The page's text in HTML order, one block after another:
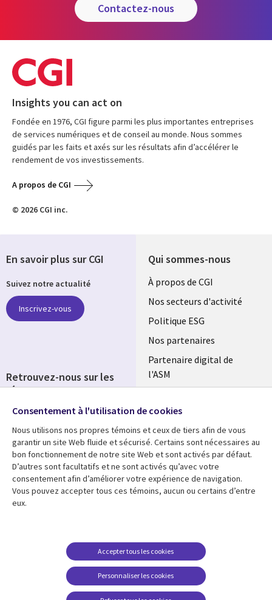
contactez-nous
Insights you can act on
Fondée en 1976, CGI figure parmi les plus importantes entreprises
de services numériques et de conseil au monde. Nous sommes
guidés par les faits et axés sur les résultats afin d’accélérer le
rendement de vos investissements.
A propos de CGI
© 2026 CGI inc.
Qui sommes-nous
Useful
links
FRANCE
À propos de CGI
Nos secteurs d'activité
Politique ESG
Nos partenaires
Partenaire digital de
l'ASM
Fusions
Ressources
Library
Links
Articles
Blog
Support
Legal
Accessibilité
conditions juridiques
FAQ Carrières
Centre de gestion des
témoins
En savoir plus sur CGI
Suivez notre actualité
Inscrivez-vous
Retrouvez-nous sur les
réseaux
Social
Media
FRANCE
Consentement à l'utilisation de cookies
Nous utilisons nos propres témoins et ceux de tiers afin de vous
garantir un site Web fluide et sécurisé. Certains sont nécessaires au
bon fonctionnement de notre site Web et sont activés par défaut.
D’autres sont facultatifs et ne sont activés qu’avec votre
consentement afin d’améliorer votre expérience de navigation.
Vous pouvez accepter tous ces témoins, aucun ou certains d’entre
eux.
Personnaliser les cookies
Accepter tous les cookies